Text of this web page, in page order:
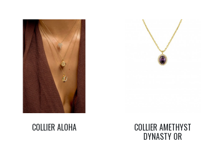
COLLIER ALOHA COLLIER AMETHYST
DYNASTY OR